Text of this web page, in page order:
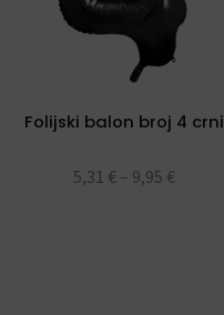
Folijski balon broj 4 crni
5,31 € – 9,95 €